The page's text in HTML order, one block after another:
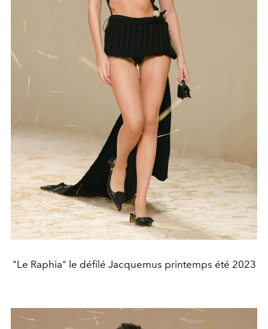
"Le Raphia" le défilé Jacquemus printemps été 2023